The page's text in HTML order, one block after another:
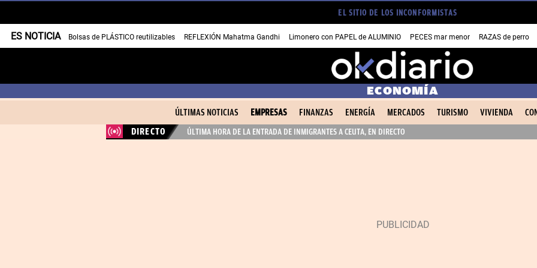
EL SITIO DE LOS INCONFORMISTAS
ES NOTICIA Bolsas de PLÁSTICO reutilizables REFLEXIÓN Mahatma Gandhi Limonero con PAPEL de ALUMINIO PECES mar menor RAZAS de perro
ECONOMÍA
ÚLTIMAS NOTICIAS EMPRESAS FINANZAS ENERGÍA MERCADOS TURISMO VIVIENDA
DIRECTO
ÚLTIMA HORA DE LA ENTRADA DE INMIGRANTES A CEUTA, EN DIRECTO